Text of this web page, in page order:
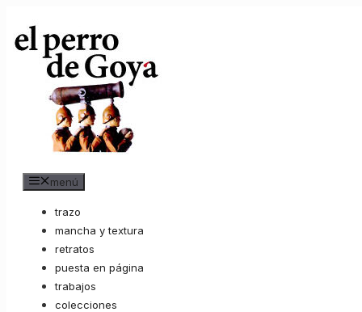
contenido
menú
trazo
mancha y textura
retratos
puesta en página
trabajos
colecciones